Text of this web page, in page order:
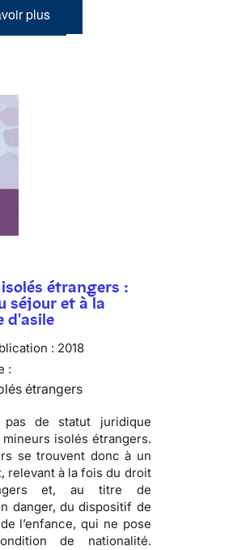
plus
étrangers :
séjour et à la
d'asile
: 2018
:
étrangers
pas de statut juridique
isolés étrangers.
se trouvent donc à un
relevant à la fois du droit
et, au titre de
danger, du dispositif de
l’enfance, qui ne pose
de nationalité.